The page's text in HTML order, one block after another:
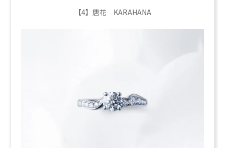
【4】唐花 KARAHANA